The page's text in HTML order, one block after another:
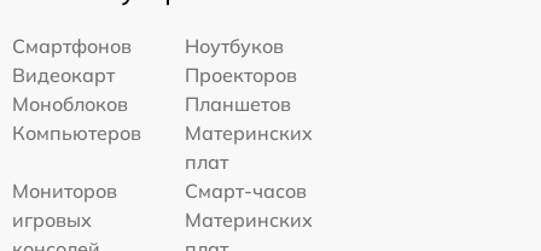
Смартфонов
Ноутбуков
Видеокарт
Проекторов
Моноблоков
Планшетов
Компьютеров
Материнских
плат
Мониторов
Смарт-часов
игровых
Материнских